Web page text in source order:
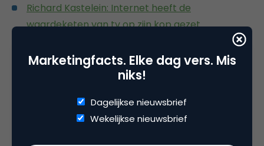
Richard Kastelein: Internet heeft de
waardeketen van tv op zijn kop gezet
Tot 80% besparen op energie en licht dankzij
TVilight
90% van de omzet van Dataprovider komt uit
Chordify hoopt dit jaar nog met een lerend
algoritme te komen
Marketingfacts. Elke dag vers. Mis
niks!
Dagelijkse nieuwsbrief
Wekelijkse nieuwsbrief